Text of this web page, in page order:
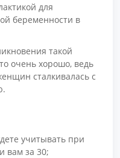
для
беременности в
такой
очень хорошо, ведь
сталкивалась с
учитывать при
вам за 30;